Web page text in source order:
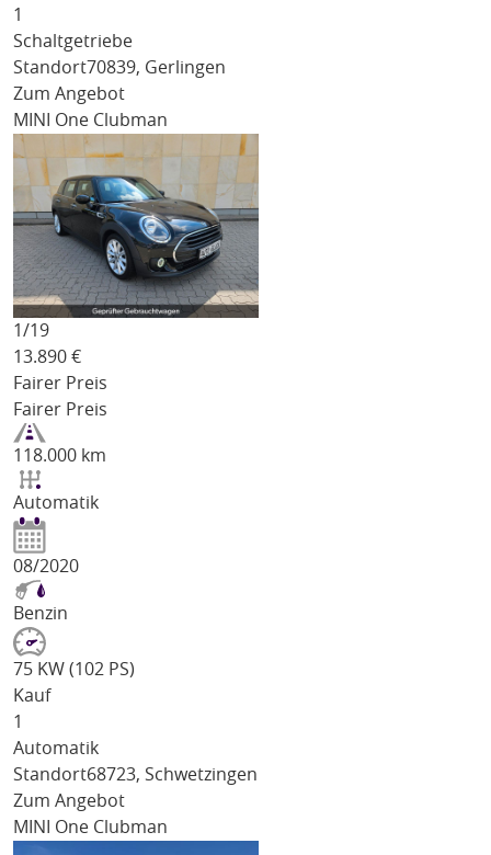
1
Schaltgetriebe
Standort70839, Gerlingen
Zum Angebot
MINI One Clubman
1/19
13.890 €
Fairer Preis
Fairer Preis
118.000 km
Automatik
08/2020
Benzin
75 KW (102 PS)
Kauf
1
Automatik
Standort68723, Schwetzingen
Zum Angebot
MINI One Clubman